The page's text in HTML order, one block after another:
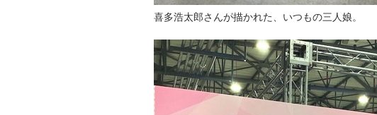
喜多浩太郎さんが描かれた、いつもの三人娘。